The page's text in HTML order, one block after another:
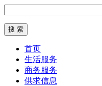
首页
生活服务
商务服务
供求信息